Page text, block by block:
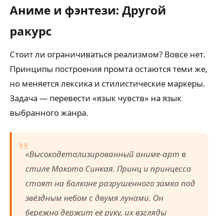
Аниме и фэнтези: Другой
ракурс
Стоит ли ограничиваться реализмом? Вовсе нет.
Принципы построения промта остаются теми же,
но меняется лексика и стилистические маркеры.
Задача — перевести «язык чувств» на язык
выбранного жанра.
«Высокодетализированный аниме-арт в
стиле Макото Синкая. Принц и принцесса
стоят на балконе разрушенного замка под
звёздным небом с двумя лунами. Он
бережно держит её руку, их взгляды